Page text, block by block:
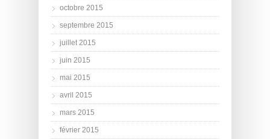
octobre 2015
septembre 2015
juillet 2015
juin 2015
mai 2015
avril 2015
mars 2015
février 2015